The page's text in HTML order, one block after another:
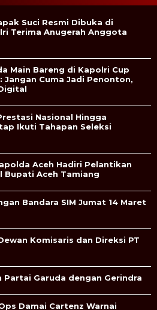
Suci Resmi Dibuka di
Terima Anugerah Anggota
Main Bareng di Kapolri Cup
Jangan Cuma Jadi Penonton,
Nasional Hingga
Ikuti Tahapan Seleksi
Aceh Hadiri Pelantikan
Bupati Aceh Tamiang
Bandara SIM Jumat 14 Maret
Komisaris dan Direksi PT
Partai Garuda dengan Gerindra
Damai Cartenz Warnai